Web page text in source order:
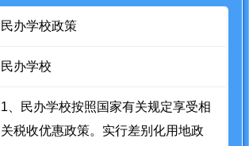
民办学校政策
民办学校
1、民办学校按照国家有关规定享受相
关税收优惠政策。实行差别化用地政